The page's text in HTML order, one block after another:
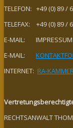
TELEFON: +49 (0) 89 /
TELEFAX: +49 (0) 89 /
E-MAIL:
E-MAIL:
INTERNET: RA-
RECHTSANWALT